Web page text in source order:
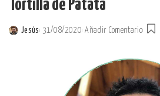
Tortilla de Patata
Posted
Jesús 31/08/2020 Añadir Comentario